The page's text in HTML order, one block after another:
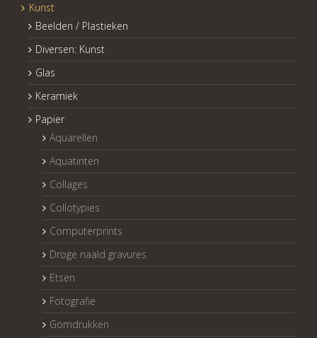
Kunst
Beelden / Plastieken
Diversen: Kunst
Glas
Keramiek
Papier
Aquarellen
Aquatinten
Collages
Collotypies
Computerprints
Droge naald gravures
Etsen
Fotografie
Gomdrukken